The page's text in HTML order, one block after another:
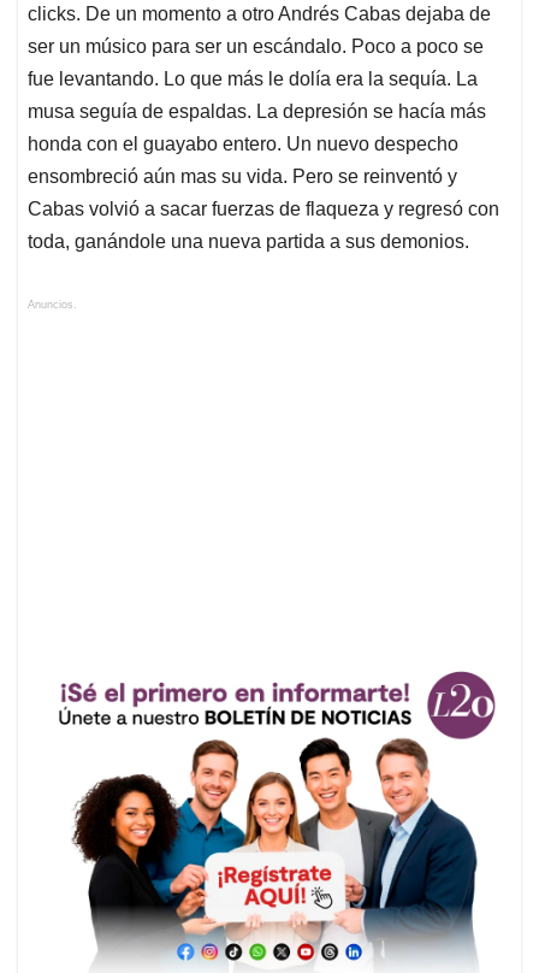
clicks. De un momento a otro Andrés Cabas dejaba de
ser un músico para ser un escándalo. Poco a poco se
fue levantando. Lo que más le dolía era la sequía. La
musa seguía de espaldas. La depresión se hacía más
honda con el guayabo entero. Un nuevo despecho
ensombreció aún mas su vida. Pero se reinventó y
Cabas volvió a sacar fuerzas de flaqueza y regresó con
toda, ganándole una nueva partida a sus demonios.
Anuncios.